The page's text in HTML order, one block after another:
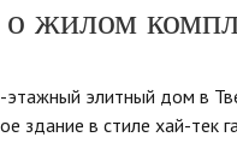
жилом
этажный элитный дом в
здание в стиле хай-тек